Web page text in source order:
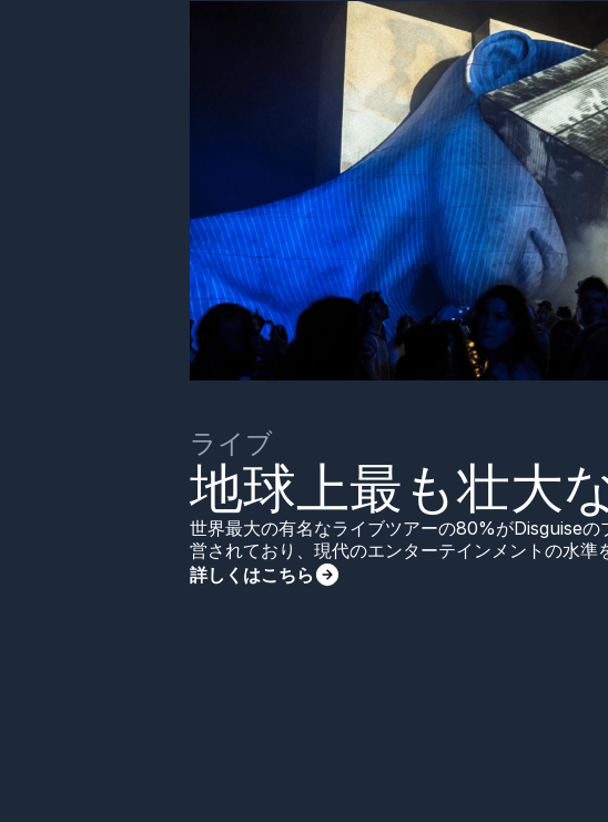
ライブ
地球上最も壮大
世界最大の有名なライブツアーの80%がDisguiseの
営されており、現代のエンターテインメントの水準
詳しくはこちら